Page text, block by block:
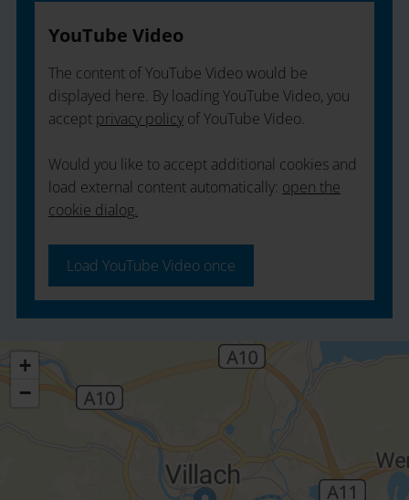
YouTube Video
The content of YouTube Video would be
displayed here. By loading YouTube Video, you
accept privacy policy of YouTube Video.
Would you like to accept additional cookies and
load external content automatically: open the
cookie dialog.
Load YouTube Video once
+
−